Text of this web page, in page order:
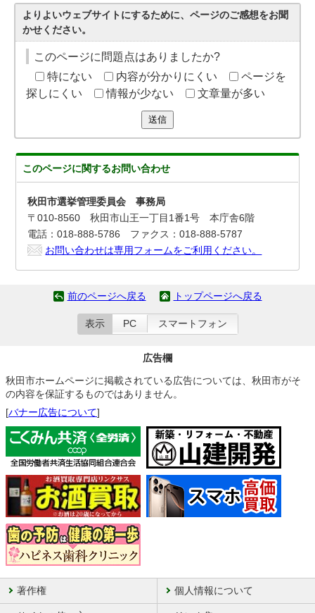
よりよいウェブサイトにするために、ページのご感想をお聞
かせください。
このページに問題点はありましたか?
特にない
内容が分かりにくい
ページを
探しにくい
情報が少ない 文章量が多い
送信
このページに関するお問い合わせ
秋田市選挙管理委員会 事務局
〒010-8560 秋田市山王一丁目1番1号 本庁舎6階
電話：018-888-5786 ファクス：018-888-5787
お問い合わせは専用フォームをご利用ください。
前のページへ戻る トップページへ戻る
表示 PC スマートフォン
広告欄
秋田市ホームページに掲載されている広告については、秋田市がそ
の内容を保証するものではありません。
[バナー広告について]
著作権 個人情報について